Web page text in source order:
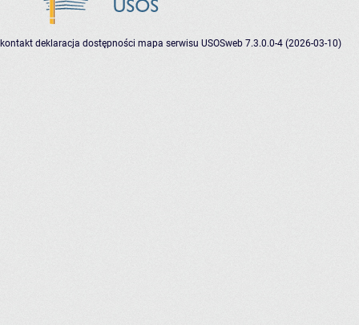
kontakt deklaracja dostępności mapa serwisu USOSweb 7.3.0.0-4 (2026-03-10)